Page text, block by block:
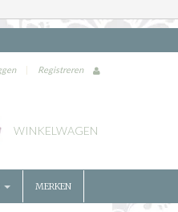
| Registreren
WINKELWAGEN
MERKEN